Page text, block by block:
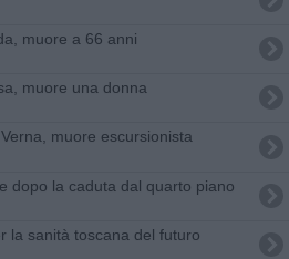
muore a 66 anni
muore una donna
muore escursionista
dopo la caduta dal quarto piano
la sanità toscana del futuro